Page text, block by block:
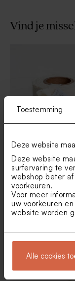
Toestemming
Deze website
Deze website
surfervaring te
webshop beter
voorkeuren.
Voor meer
uw voorkeuren
website worden
Alle cookies
Botao Branco
Vind je
Katoenen lint
roze